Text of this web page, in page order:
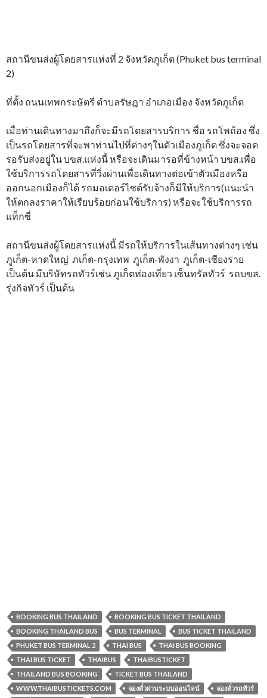
สถานีขนส่งผู้โดยสารแห่งที่ 2 จังหวัดภูเก็ต (Phuket bus terminal
2)
ที่ตั้ง ถนนเทพกระษัตรี ตำบลรัษฎา อำเภอเมือง จังหวัดภูเก็ต
เมื่อท่านเดินทางมาถึงก็จะมีรถโดยสารบริการ ชื่อ รถโพถ้อง ซึ่ง
เป็นรถโดยสารที่จะพาท่านไปที่ต่างๆในตัวเมืองภูเก็ต ซึ่งจะจอด
รอรับส่งอยู่ใน บขส.แห่งนี้ หรือจะเดินมารอที่ข้างหน้า บขส.เพื่อ
ใช้บริการรถโดยสารที่วิ่งผ่านเพื่อเดินทางต่อเข้าตัวเมืองหรือ
ออกนอกเมืองก็ได้ รถมอเตอร์ไซด์รับจ้างก็มีให้บริการ(แนะนำ
ให้ตกลงราคาให้เรียบร้อยก่อนใช้บริการ) หรือจะใช้บริการรถ
แท็กซี่
สถานีขนส่งผู้โดยสารแห่งนี้ มีรถให้บริการในเส้นทางต่างๆ เช่น
ภูเก็ต-หาดใหญ่ ภเก็ต-กรุงเทพ ภูเก็ต-พังงา ภูเก็ต-เชียงราย
เป็นต้น มีบริษัทรถทัวร์เช่น ภูเก็ตท่องเที่ยว เซ็นทรัลทัวร์ รถบขส.
รุ่งกิจทัวร์ เป็นต้น
BOOKING BUS THAILAND
BOOKING BUS TICKET THAILAND
BOOKING THAILAND BUS
BUS TERMINAL
BUS TICKET THAILAND
PHUKET BUS TERMINAL 2
THAI BUS
THAI BUS BOOKING
THAI BUS TICKET
THAIBUS
THAIBUSTICKET
THAILAND BUS BOOKING
TICKET BUS THAILAND
WWW.THAIBUSTICKETS.COM
จองตั๋วผ่านระบบออนไลน์
จองตั๋วรถทัวร์